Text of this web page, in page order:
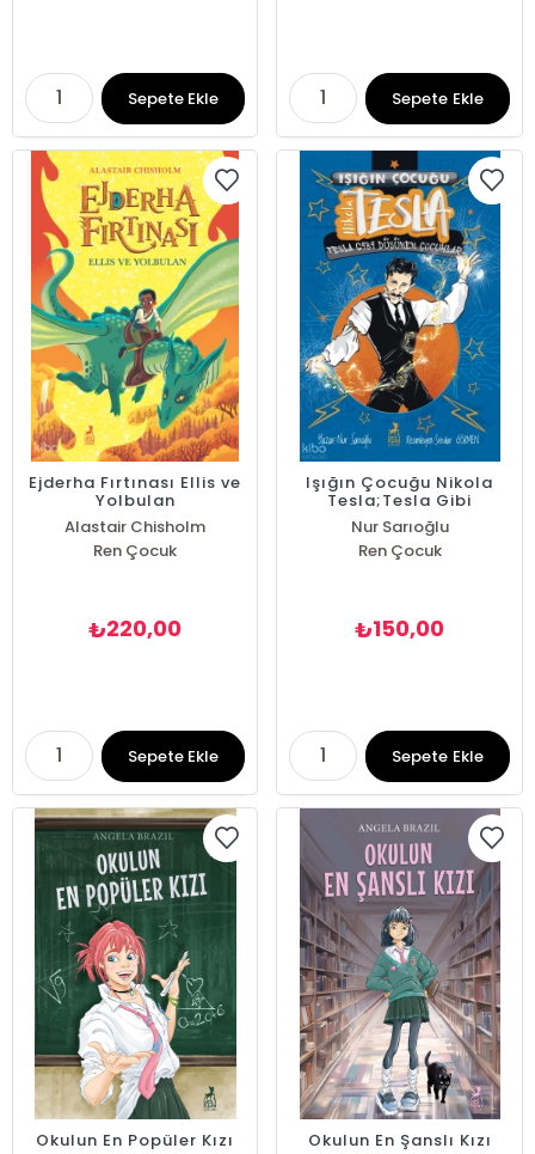
Sepete Ekle Sepete Ekle
Ejderha Fırtınası Ellis ve
Yolbulan
Alastair Chisholm
Ren Çocuk
₺220,00
Sepete Ekle
Işığın Çocuğu Nikola
Tesla;Tesla Gibi
Düşünen Çocuklar
Nur Sarıoğlu
Ren Çocuk
₺150,00
Sepete Ekle
Okulun En Popüler Kızı Okulun En Şanslı Kızı